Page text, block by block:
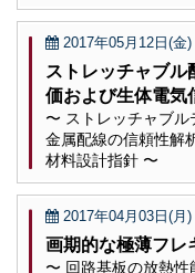
2017年05月12日(金)
ストレッチャブル
価および生体電気
〜 ストレッチャブ
金属配線の信頼性解
材料設計指針 〜
2017年04月03日(月)
画期的な極薄フレ
〜 回路基板の放熱